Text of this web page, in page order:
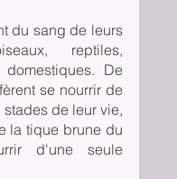
du sang de leurs
reptiles,
domestiques. De
se nourrir de
de leur vie,
la tique brune du
d'une seule